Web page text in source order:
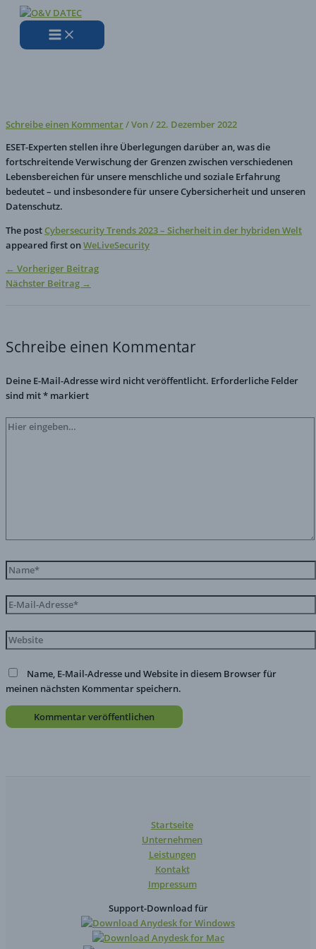
Zum
Inhalt
Schreibe einen Kommentar/ Von/22. Dezember 2022
ESET-Experten stellen ihre Überlegungen darüber an, was die
fortschreitende Verwischung der Grenzen zwischen verschiedenen
Lebensbereichen für unsere menschliche und soziale Erfahrung
bedeutet – und insbesondere für unsere Cybersicherheit und unseren
Datenschutz.
The postCybersecurity Trends 2023 – Sicherheit in der hybriden Welt
appeared first onWeLiveSecurity
← Vorheriger Beitrag
Nächster Beitrag →
Schreibe einen Kommentar
Deine E-Mail-Adresse wird nicht veröffentlicht. Erforderliche Felder
sind mit* markiert
Hier
eingeben…
Name*
Mail-
Website
Name, E-Mail-Adresse und Website in diesem Browser für
meinen nächsten Kommentar speichern.
Startseite
Unternehmen
Leistungen
Kontakt
Impressum
Support-Download für